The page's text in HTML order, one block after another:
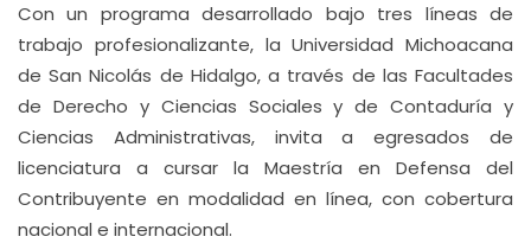
Con un programa desarrollado bajo tres líneas de
trabajo profesionalizante, la Universidad Michoacana
de San Nicolás de Hidalgo, a través de las Facultades
de Derecho y Ciencias Sociales y de Contaduría y
Ciencias Administrativas, invita a egresados de
licenciatura a cursar la Maestría en Defensa del
Contribuyente en modalidad en línea, con cobertura
nacional e internacional.